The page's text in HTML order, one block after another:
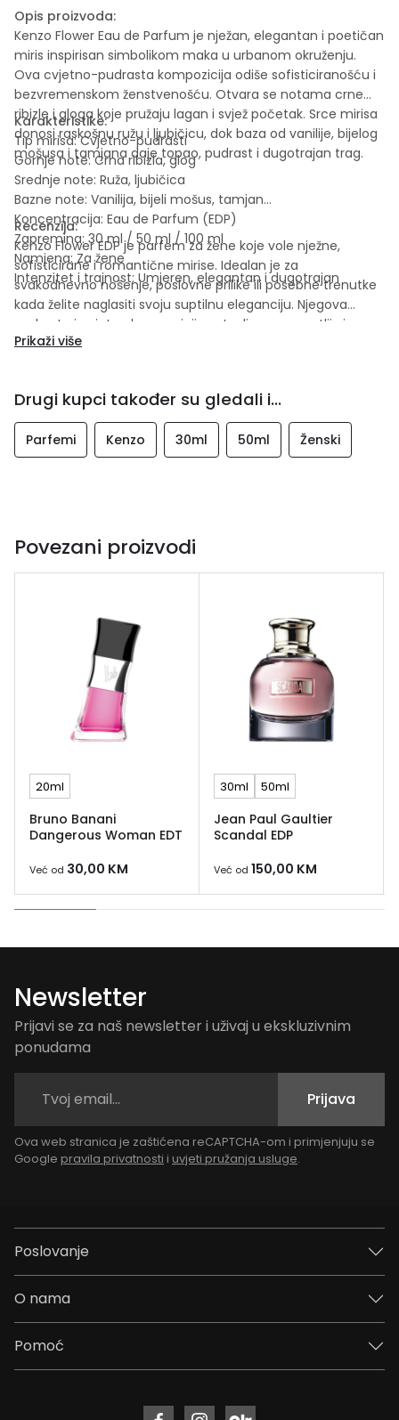
Opis proizvoda:
Kenzo Flower Eau de Parfum je nježan, elegantan i poetičan
miris inspirisan simbolikom maka u urbanom okruženju.
Ova cvjetno-pudrasta kompozicija odiše sofisticiranošću i
bezvremenskom ženstvenošću. Otvara se notama crne
ribizle i gloga koje pružaju lagan i svjež početak. Srce mirisa
donosi raskošnu ružu i ljubičicu, dok baza od vanilije, bijelog
mošusa i tamjana daje topao, pudrast i dugotrajan trag.
Karakteristike:
Tip mirisa: Cvjetno-pudrasti
Gornje note: Crna ribizla, glog
Srednje note: Ruža, ljubičica
Bazne note: Vanilija, bijeli mošus, tamjan
Koncentracija: Eau de Parfum (EDP)
Zapremina: 30 ml / 50 ml / 100 ml
Namjena: Za žene
Intenzitet i trajnost: Umjeren, elegantan i dugotrajan
Recenzija:
Kenzo Flower EDP je parfem za žene koje vole nježne,
sofisticirane i romantične mirise. Idealan je za
svakodnevno nošenje, poslovne prilike ili posebne trenutke
kada želite naglasiti svoju suptilnu eleganciju. Njegova
pudrasta i cvjetna kompozicija ostavlja prepoznatljiv i
dugotrajan mirisni trag.
Prikaži više
Drugi kupci također su gledali i...
Parfemi Kenzo 30ml 50ml Ženski
Povezani proizvodi
20ml
Bruno Banani
Dangerous Woman EDT
Već od 30,00 KM
30ml 50ml
Jean Paul Gaultier
Scandal EDP
Već od 150,00 KM
Newsletter
Prijavi se za naš newsletter i uživaj u ekskluzivnim
ponudama
Prijava
Ova web stranica je zaštićena reCAPTCHA-om i primjenjuju se
Google pravila privatnosti i uvjeti pružanja usluge.
Poslovanje
O nama
Pomoć